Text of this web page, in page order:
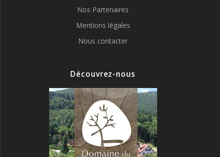
Nos Partenaires
Mentions légales
Nous contacter
Découvrez-nous